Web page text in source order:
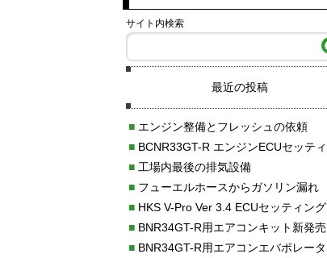
サイト内検索
最近の投稿
■エンジン整備とフレッシュの依頼
■BCNR33GT-R エンジンECUセッティング調整
■工場内最後の排気設備
■フューエルホースからガソリン漏れ
■HKS V-Pro Ver 3.4 ECUセッティング
■BNR34GT-R用エアコンキット新発売！！
■BNR34GT-R用エアコンエバポレーターを新発売！！